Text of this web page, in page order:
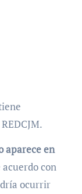
aparece en
con
ocurrir